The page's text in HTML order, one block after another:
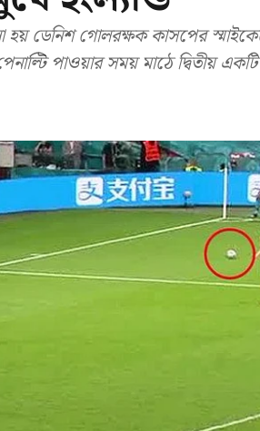
হয় ডেনিশ গোলরক্ষক কাসপের
পাওয়ার সময় মাঠে দ্বিতীয়